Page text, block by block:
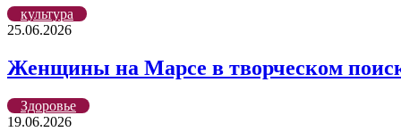
культура
25.06.2026
Женщины на Марсе в творческом
Здоровье
19.06.2026